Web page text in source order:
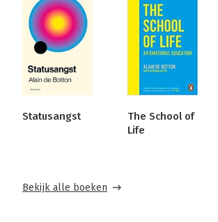
Statusangst
The School of
Life
Bekijk alle boeken